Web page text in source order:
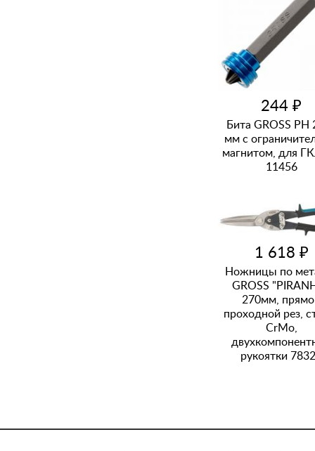
244 ₽
Бита GROSS PH
мм с
магнитом, для
11456
1 618 ₽
Ножницы по
GROSS
270мм,
проходной рез,
СrMo,
рукоятки